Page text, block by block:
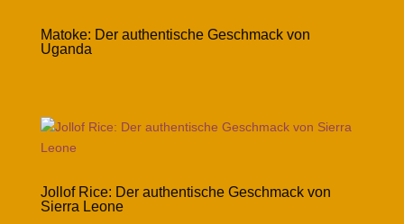
Matoke: Der authentische Geschmack von
Uganda
Jollof Rice: Der authentische Geschmack von
Sierra Leone